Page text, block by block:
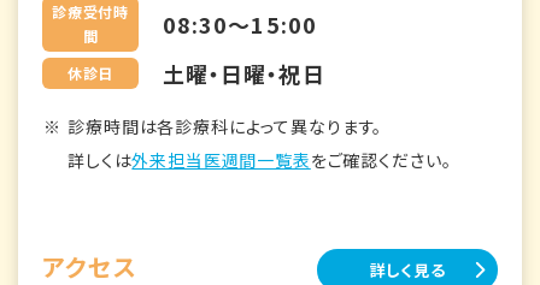
診療受付時
間
08:30～15:00
休診日 土曜・日曜・祝日
診療時間は各診療科によって異なります。
詳しくは外来担当医週間一覧表をご確認ください。
アクセス 詳しく見る